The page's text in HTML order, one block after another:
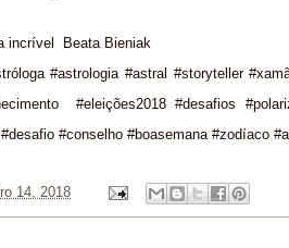
incrível Beata Bieniak
#astrologia #astral #storyteller
#eleições2018 #desafios
#conselho #boasemana #zodíaco
14, 2018